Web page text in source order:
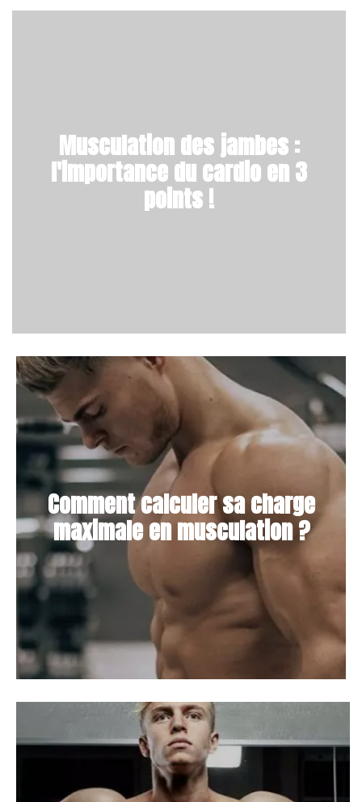
Musculation des jambes :
l'importance du cardio en 3
points !
Comment calculer sa charge
maximale en musculation ?